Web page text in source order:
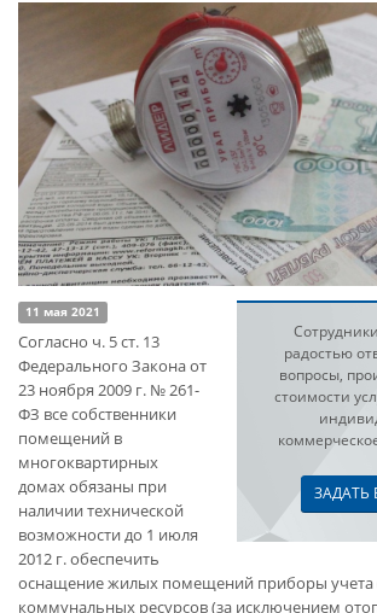
радостью
вопросы,
стоимости
ЗАДАТЬ
11 мая 2021
Согласно ч. 5 ст. 13
Федерального Закона от
23 ноября 2009 г. № 261-
ФЗ все собственники
помещений в
многоквартирных
домах обязаны при
наличии технической
возможности до 1 июля
2012 г. обеспечить
оснащение жилых помещений приборы учета
коммунальных ресурсов (за исключением